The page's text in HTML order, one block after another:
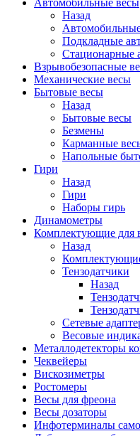
Автомобильные весы
Назад
Подкладные
Стационарные
Взрывобезопасные
Механические весы
Бытовые весы
Назад
Бытовые весы
Безмены
Карманные
Напольные
Гири
Назад
Гири
Наборы гирь
Динамометры
Комплектующие для
Назад
Тензодатчики
Назад
Сетевые
Весовые
Металлодетекторы
Чеквейеры
Вискозиметры
Ростомеры
Весы для фреона
Весы дозаторы
Инфотерминалы